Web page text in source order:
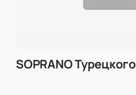
SOPRANO Турецкого